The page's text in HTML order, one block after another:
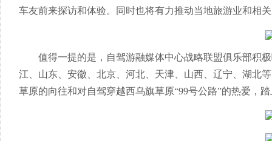
车友前来探访和体验。同时也将有力推动当地旅游业和相
值得一提的是，自驾游融媒体中心战略联盟俱乐部积
江、山东、安徽、北京、河北、天津、山西、辽宁、湖北
草原的向往和对自驾穿越西乌旗草原“99号公路”的热爱，